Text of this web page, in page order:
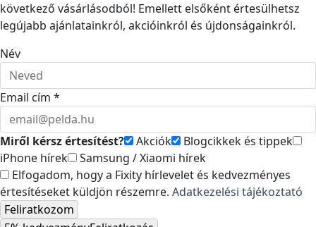
következő vásárlásodból! Emellett elsőként értesülhetsz
legújabb ajánlatainkról, akcióinkról és újdonságainkról.
Név
Email cím *
Miről kérsz értesítést? Akciók
Blogcikkek és tippek
iPhone hírek
Samsung / Xiaomi hírek
Elfogadom, hogy a Fixity hírlevelet és kedvezményes
értesítéseket küldjön részemre. Adatkezelési tájékoztató
Feliratkozom